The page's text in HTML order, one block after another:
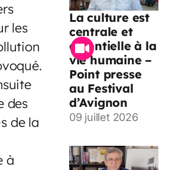
les
des
de la
à
La culture est
centrale et
essentielle à la
vie humaine –
Point presse
au Festival
d’Avignon
09 juillet 2026